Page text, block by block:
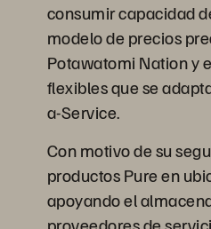
consumir capacidad
modelo de precios
Potawatomi Nation y
flexibles que se
a-Service.
Con motivo de su
productos Pure en
apoyando el